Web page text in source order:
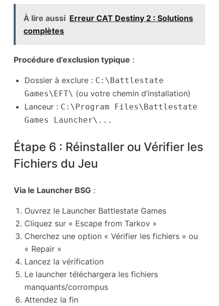
À lire aussi Erreur CAT Destiny 2 : Solutions
complètes
Procédure d’exclusion typique :
Dossier à exclure : C:\Battlestate
Games\EFT\ (ou votre chemin d’installation)
Lanceur : C:\Program Files\Battlestate
Games Launcher\...
Étape 6 : Réinstaller ou Vérifier les
Fichiers du Jeu
Via le Launcher BSG :
Ouvrez le Launcher Battlestate Games
Cliquez sur « Escape from Tarkov »
Cherchez une option « Vérifier les fichiers » ou
« Repair »
Lancez la vérification
Le launcher téléchargera les fichiers
manquants/corrompus
Attendez la fin